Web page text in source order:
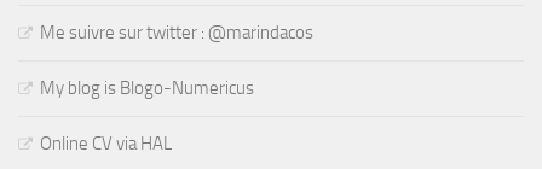
Me suivre sur twitter : @marindacos
My blog is Blogo-Numericus
Online CV via HAL